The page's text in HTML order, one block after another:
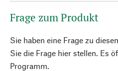
Frage zum Produkt
Sie haben eine Frage zu
Sie die Frage hier stellen. Es
Programm.